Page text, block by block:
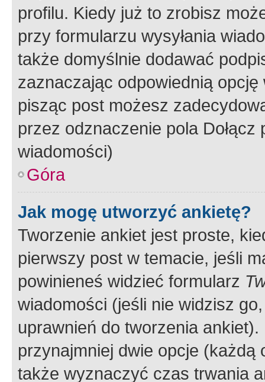
profilu. Kiedy już to zrobisz
przy formularzu wysyłania
także domyślnie dodawać
zaznaczając odpowiednią
pisząc post możesz
przez odznaczenie pola
wiadomości)
Góra
Jak mogę utworzyć ankietę?
Tworzenie ankiet jest proste,
pierwszy post w temacie, jeśli
powinieneś widzieć formularz
wiadomości (jeśli nie widzisz
uprawnień do tworzenia
przynajmniej dwie opcje
także wyznaczyć czas trwania